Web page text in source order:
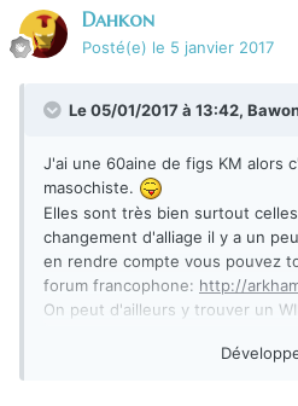
Dahkon
Posté(e) le 5 janvier 2017
Le 05/01/2017 à 13:42,
J'ai une 60aine de figs KM alors
masochiste.
Elles sont très bien surtout
changement d'alliage il y a un
en rendre compte vous pouvez
forum francophone: http://
On peut d'ailleurs y trouver un
http://